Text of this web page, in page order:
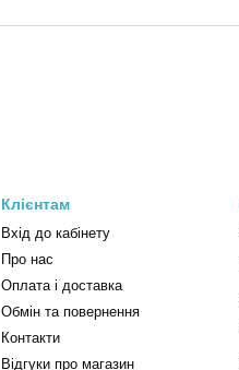
Клієнтам
Вхід до кабінету
Про нас
Оплата і доставка
Обмін та повернення
Контакти
Відгуки про магазин